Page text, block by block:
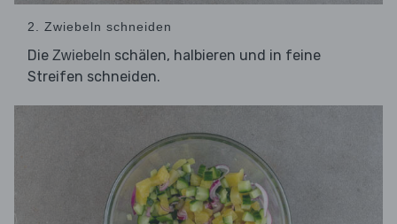
2. Zwiebeln schneiden
Die Zwiebeln schälen, halbieren und in feine
Streifen schneiden.